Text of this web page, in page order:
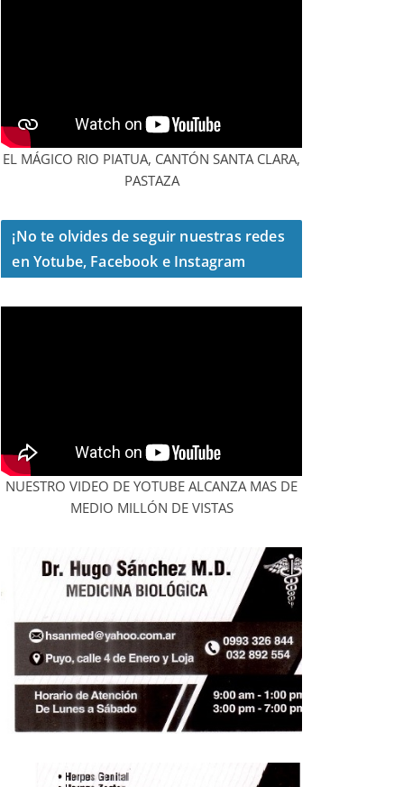
EL MÁGICO RIO PIATUA, CANTÓN SANTA CLARA,
PASTAZA
¡No te olvides de seguir nuestras redes
en Yotube, Facebook e Instagram
NUESTRO VIDEO DE YOTUBE ALCANZA MAS DE
MEDIO MILLÓN DE VISTAS